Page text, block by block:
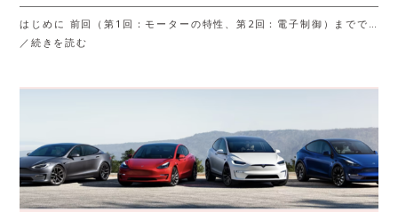
はじめに 前回（第1回：モーターの特性、第2回：電子制御）までで…
／続きを読む